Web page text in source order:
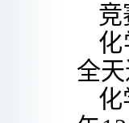
竞
化
全天
化